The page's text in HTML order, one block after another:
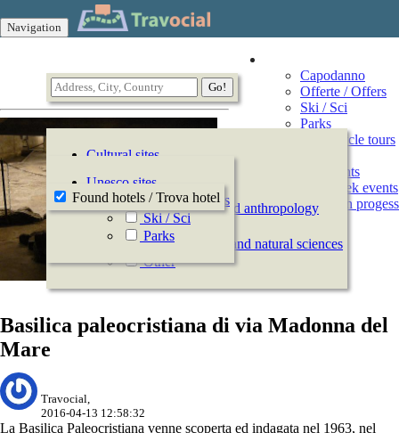
Navigation
Capodanno
Offerte / Offers
Ski / Sci
Parks
Motorcycle tours
All Events
This week events
Events in progess
Basilica paleocristiana di via Madonna del
Mare
Travocial,
2016-04-13 12:58:32
La Basilica Paleocristiana venne scoperta ed indagata nel 1963, nel
Cultural sites
Archeology
Ethnography and anthropology
Arts
Natural history and natural sciences
Other
Unesco sites
Offerte / Offers
Ski / Sci
Parks
Found hotels / Trova hotel